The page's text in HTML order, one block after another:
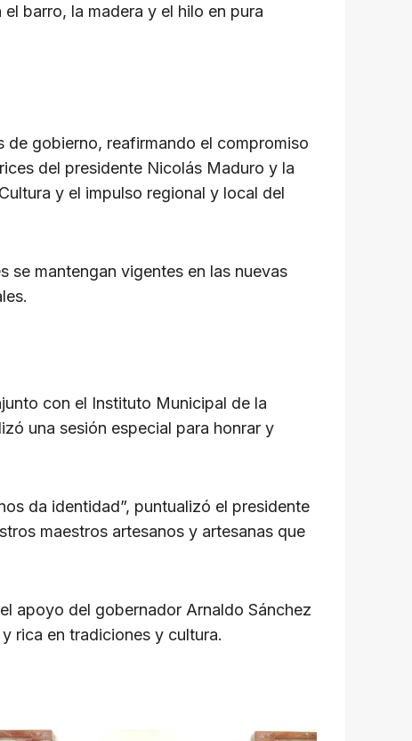
barro, la madera y el hilo en pura
gobierno, reafirmando el compromiso
del presidente Nicolás Maduro y la
y el impulso regional y local del
se mantengan vigentes en las nuevas
con el Instituto Municipal de la
una sesión especial para honrar y
da identidad”, puntualizó el presidente
maestros artesanos y artesanas que
apoyo del gobernador Arnaldo Sánchez
rica en tradiciones y cultura.